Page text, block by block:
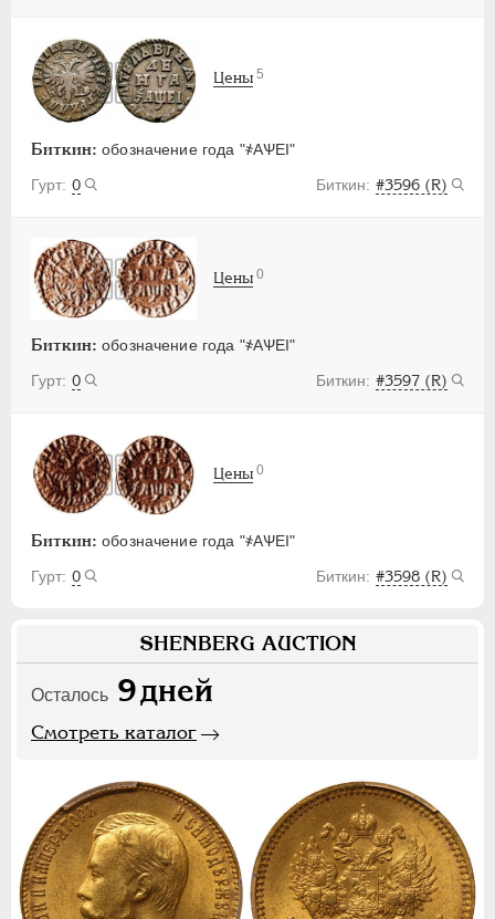
Биткин: обозначение года "҂АѰЕI"
0
#3596 (R)
Цены 5
Биткин: обозначение года "҂АѰЕI"
0
#3597 (R)
Цены 0
Биткин: обозначение года "҂АѰЕI"
0
#3598 (R)
Цены 0
SHENBERG AUCTION
Осталось 9дней
Смотреть каталог